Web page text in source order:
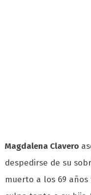
Magdalena Clavero
despedirse de su
muerto a los 69